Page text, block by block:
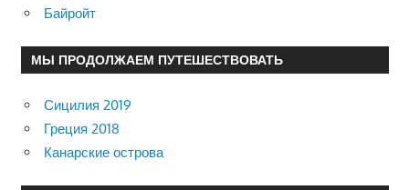
Байройт
МЫ ПРОДОЛЖАЕМ ПУТЕШЕСТВОВАТЬ
Сицилия 2019
Греция 2018
Канарские острова